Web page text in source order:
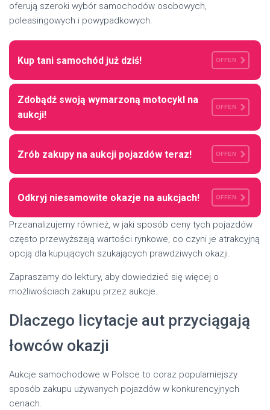
oferują szeroki wybór samochodów osobowych,
poleasingowych i powypadkowych.
Kup tani samochód już dziś! OFFEN
Zdobądź swoją wymarzoną motocykl na
aukcji!
OFFEN
Zrób zakupy na aukcji pojazdów teraz! OFFEN
Odkryj niesamowite okazje na aukcjach! OFFEN
Przeanalizujemy również, w jaki sposób ceny tych pojazdów
często przewyższają wartości rynkowe, co czyni je atrakcyjną
opcją dla kupujących szukających prawdziwych okazji.
Zapraszamy do lektury, aby dowiedzieć się więcej o
możliwościach zakupu przez aukcje.
Dlaczego licytacje aut przyciągają
łowców okazji
Aukcje samochodowe w Polsce to coraz popularniejszy
sposób zakupu używanych pojazdów w konkurencyjnych
cenach.